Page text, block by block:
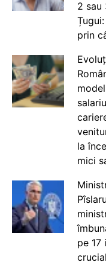
2 sau
prin
la
mici
pe 17
crucial